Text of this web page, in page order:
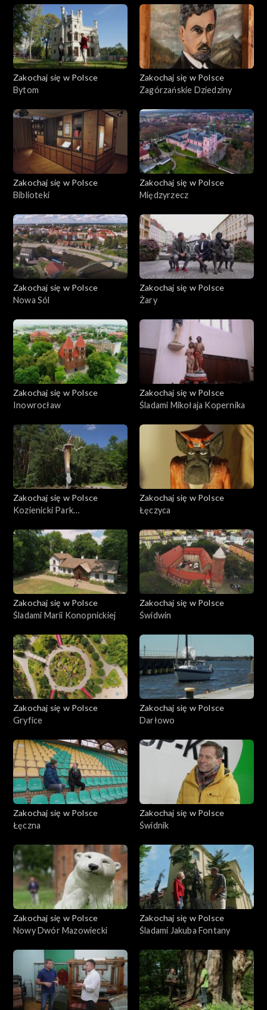
Zakochaj się w Polsce
Bytom
Zakochaj się w Polsce
Zagórzańskie Dziedziny
Zakochaj się w Polsce
Biblioteki
Zakochaj się w Polsce
Międzyrzecz
Zakochaj się w Polsce
Nowa Sól
Zakochaj się w Polsce
Żary
Zakochaj się w Polsce
Inowrocław
Zakochaj się w Polsce
Śladami Mikołaja Kopernika
Zakochaj się w Polsce
Kozienicki Park
Zakochaj się w Polsce
Łęczyca
Zakochaj się w Polsce
Śladami Marii Konopnickiej
Zakochaj się w Polsce
Świdwin
Zakochaj się w Polsce
Gryfice
Zakochaj się w Polsce
Darłowo
Zakochaj się w Polsce
Łęczna
Zakochaj się w Polsce
Świdnik
Zakochaj się w Polsce
Nowy Dwór Mazowiecki
Zakochaj się w Polsce
Śladami Jakuba Fontany